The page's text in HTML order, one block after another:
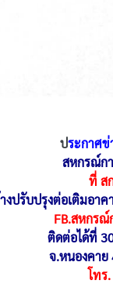
ประกาศ
สหกรณ์ก
ที่ ส
งปรับปรุงต่อเติมอ
FB.สหกรณ์
ติดต่อได้ที่
จ.หนองคาย
โทร